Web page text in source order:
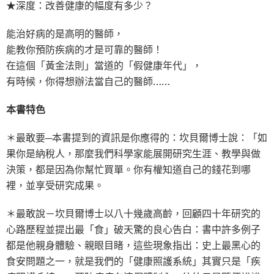
★深度：改善健康的幅度有多少？
能治好病的是高明的醫師，
能教你預防疾病的才是可靠的醫師！
在這個「黃金法則」當道的「假健康年代」，
有時候，你得想辦法當自己的醫師……
本書特色
＊最敢要─本書提到的資訊是你應得的：坎貝爾博士說：「如
果你是納稅人，那麼我們科學家能展開研究生涯、教學與做
決策，都是因為你幫忙買單。你有權知道自己的錢花到哪
裡，並享受研究成果。
＊最敢說－坎貝爾博士以八十幾歲高齡，回顧四十年研究的
心路歷程並提出最「食」破天驚的良心告白：書中許多例子
都是他親身體驗、親眼目睹，這些現象指出：史上最黑心的
食安問題之一，就是我們的「健康照護系統」其實只是「疾